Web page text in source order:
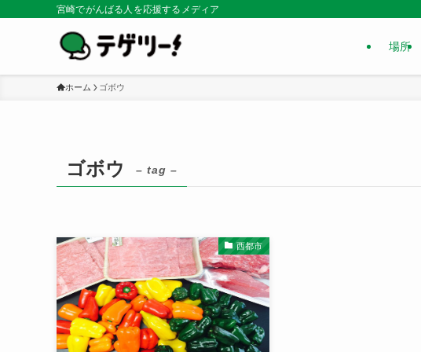
宮崎でがんばる人を応援するメディア
場所
ホーム ゴボウ
ゴボウ – tag –
西都市